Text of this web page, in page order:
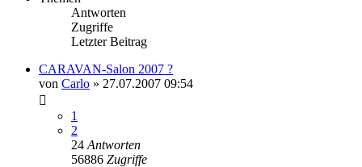
Antworten
Zugriffe
Letzter Beitrag
CARAVAN-Salon 2007 ?
von Carlo » 27.07.2007 09:54
1
2
24 Antworten
56886 Zugriffe